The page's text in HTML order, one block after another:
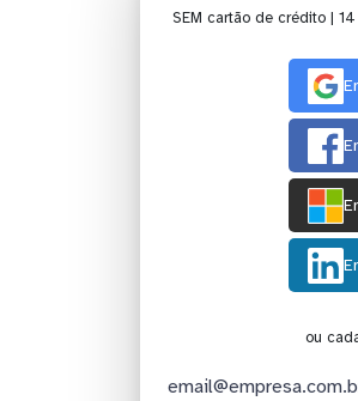
SEM cartão de crédito |
ou